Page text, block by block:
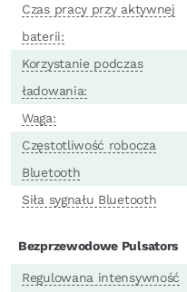
Czas pracy przy aktywnej
baterii:
Korzystanie podczas
ładowania:
Waga:
Częstotliwość robocza
Bluetooth
Siła sygnału Bluetooth
Bezprzewodowe Pulsators
Regulowana intensywność